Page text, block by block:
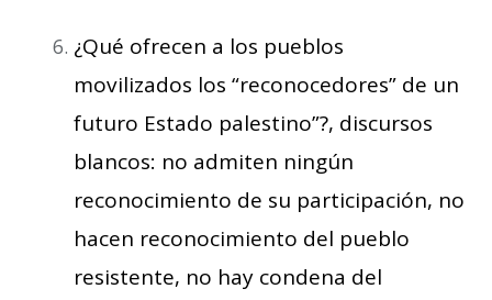
¿Qué ofrecen a los pueblos
movilizados los “reconocedores” de un
futuro Estado palestino”?, discursos
blancos: no admiten ningún
reconocimiento de su participación, no
hacen reconocimiento del pueblo
resistente, no hay condena del